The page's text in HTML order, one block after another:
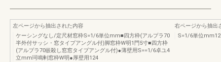
左ページから抽出された内容
ケーシングなし/定尺材窓枠S=1/6単位mm■四方枠(アルプラ70
半外付サッシ・窓タイプアングル付)脚窓枠W明1門5寸■四方枠
(アルプラ70嵌殺し窓窓タイプアングル付)●薄壁用S==1/6卓ユ4
立mm珂鳴剰窓枠W明●厚壁用124
右ページから抽出
S=1/6単位